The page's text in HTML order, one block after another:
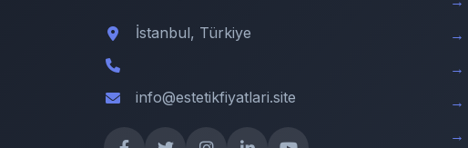
İstanbul, Türkiye
info@estetikfiyatlari.site